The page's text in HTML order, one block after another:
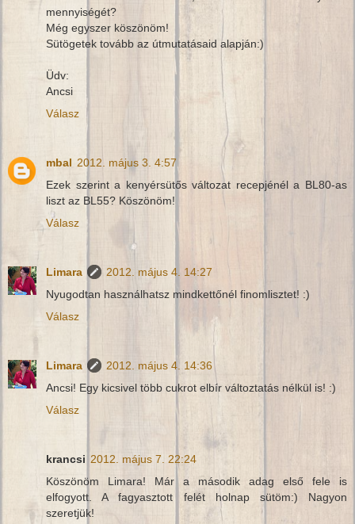
mennyiségét?
Még egyszer köszönöm!
Sütögetek tovább az útmutatásaid alapján:)
Üdv:
Ancsi
Válasz
mbal 2012. május 3. 4:57
Ezek szerint a kenyérsütős változat recepjénél a BL80-as
liszt az BL55? Köszönöm!
Válasz
Limara
2012. május 4. 14:27
Nyugodtan használhatsz mindkettőnél finomlisztet! :)
Válasz
Limara
2012. május 4. 14:36
Ancsi! Egy kicsivel több cukrot elbír változtatás nélkül is! :)
Válasz
krancsi 2012. május 7. 22:24
Köszönöm Limara! Már a második adag első fele is
elfogyott. A fagyasztott felét holnap sütöm:) Nagyon
szeretjük!